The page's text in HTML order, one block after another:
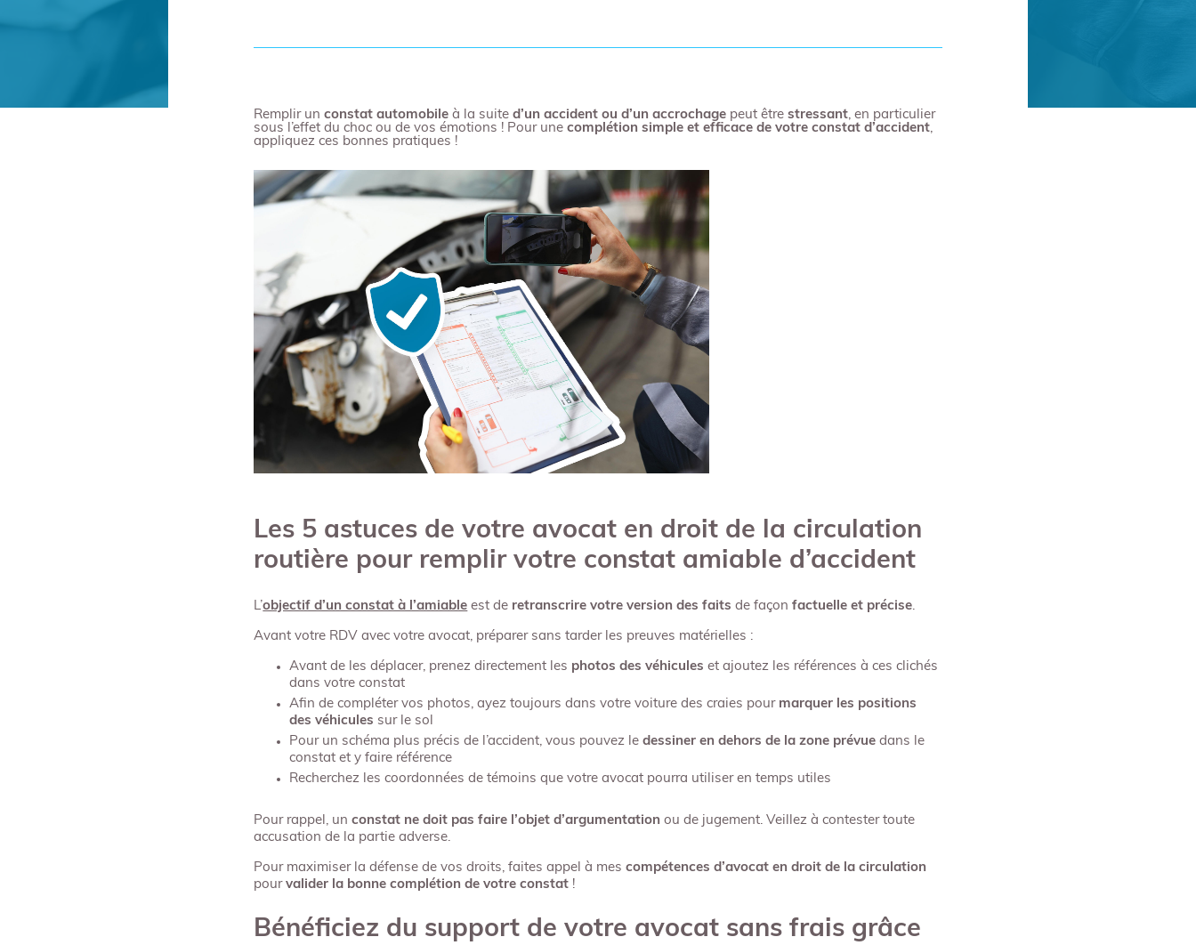
Remplir unconstat automobile à la suited’un accident ou d’un accrochage peut êtrestressant, en particulier
sous l’effet du choc ou de vos émotions ! Pour unecomplétion simple et efficace de votre constat d’accident,
appliquez ces bonnes pratiques !
Les 5 astuces de votre avocat en droit de la circulation
routière pour remplir votre constat amiable d’accident
L’objectif d’un constat à l’amiable est de retranscrire votre version des faits de façonfactuelle et précise.
Avant votre RDV avec votre avocat, préparer sans tarder les preuves matérielles :
Avant de les déplacer, prenez directement les photos des véhiculeset ajoutez les références à ces clichés
dans votre constat
Afin de compléter vos photos, ayez toujours dans votre voiture des craies pour marquer les positions
des véhicules sur le sol
Pour un schéma plus précis de l’accident, vous pouvez ledessiner en dehors de la zone prévue dans le
constat et y faire référence
Recherchez les coordonnées de témoins que votre avocat pourra utiliser en temps utiles
Pour rappel, unconstat ne doit pas faire l’objet d’argumentation ou de jugement. Veillez à contester toute
accusation de la partie adverse.
Pour maximiser la défense de vos droits, faites appel à mescompétences d’avocat en droit de la circulation
pourvalider la bonne complétion de votre constat !
Bénéficiez du support de votre avocat sans frais grâce